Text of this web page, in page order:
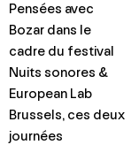
Pensées avec
Bozar dans le
cadre du festival
Nuits sonores &
European Lab
Brussels, ces deux
journées